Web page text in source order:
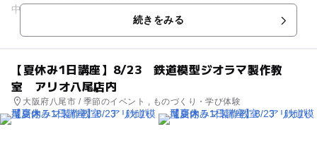
続きをみる
【夏休み1日講座】8/23 鉄道模型ジオラマ製作教
室 アリオ八尾店内
大阪府八尾市 / 季節のイベント , ものづくり・学び体験